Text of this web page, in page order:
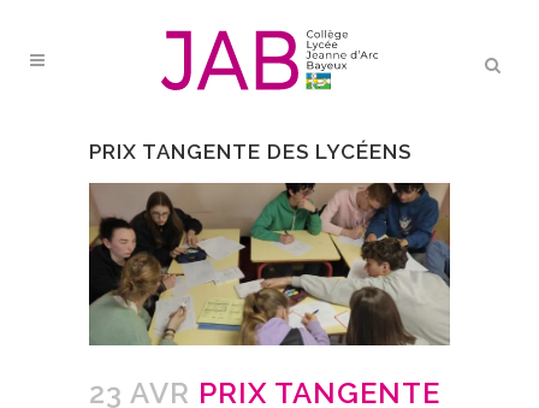
PRIX TANGENTE DES LYCÉENS
23 AVR PRIX TANGENTE